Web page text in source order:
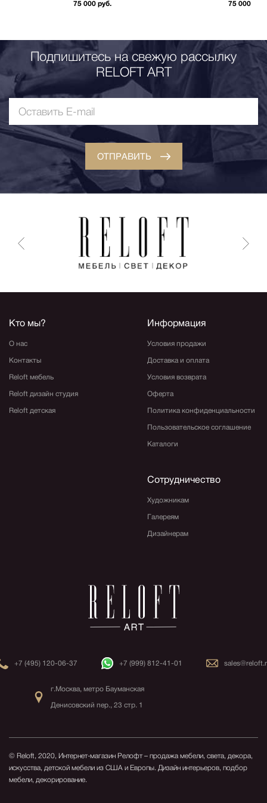
75 000 руб. 75 000 руб.
Подпишитесь на свежую рассылку
RELOFT ART
ОТПРАВИТЬ
Кто мы?
О нас
Контакты
Reloft мебель
Reloft дизайн студия
Reloft детская
Информация
Условия продажи
Доставка и оплата
Условия возврата
Оферта
Политика конфиденциальности
Пользовательское соглашение
Каталоги
Сотрудничество
Художникам
Галереям
Дизайнерам
+7 (495) 120-06-37 +7 (999) 812-41-01
г.Москва, метро Бауманская
Денисовский пер., 23 стр. 1
© Reloft, 2020, Интернет-магазин Релофт – продажа мебели, света, декора,
искусства, детской мебели из США и Европы. Дизайн интерьеров, подбор
мебели, декорирование.